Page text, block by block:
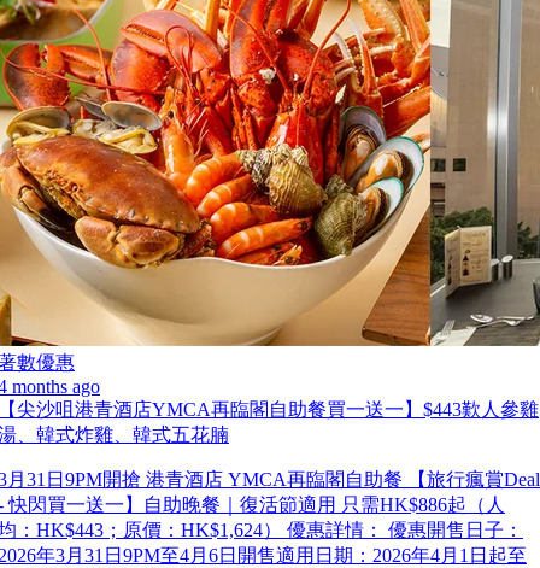
數優惠
months ago
尖沙咀港青酒店YMCA再臨閣自助餐買一送一】$443歎人參雞
、韓式炸雞、韓式五花腩
月31日9PM開搶 港青酒店 YMCA再臨閣自助餐 【旅行瘋賞Deal
快閃買一送一】自助晚餐｜復活節適用 只需HK$886起（人
：HK$443；原價：HK$1,624） 優惠詳情： 優惠開售日子：
年3月31日9PM至4月6日開售適用日期：2026年4月1日起至